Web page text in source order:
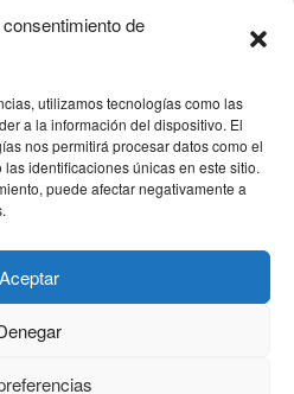
de
utilizamos tecnologías como las
a la información del dispositivo. El
nos permitirá procesar datos como el
identificaciones únicas en este sitio.
puede afectar negativamente a
Aceptar
desarrollo web
iphone
raspberrypi
Web Sostenibilidad
torrent
server Windows